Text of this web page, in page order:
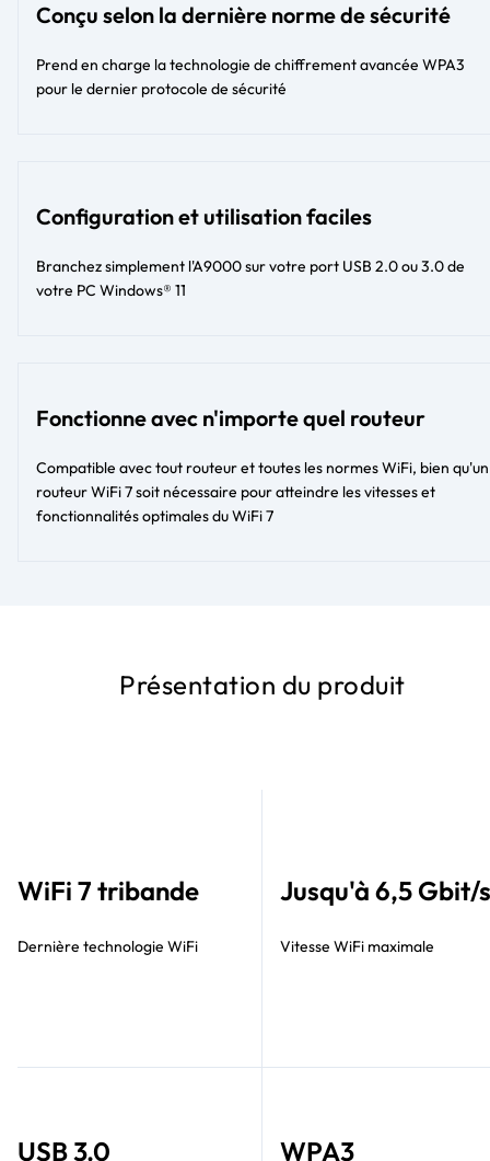
Conçu selon la dernière norme de sécurité
Prend en charge la technologie de chiffrement avancée WPA3
pour le dernier protocole de sécurité
Configuration et utilisation faciles
Branchez simplement l'A9000 sur votre port USB 2.0 ou 3.0 de
votre PC Windows® 11
Fonctionne avec n'importe quel routeur
Compatible avec tout routeur et toutes les normes WiFi, bien qu'un
routeur WiFi 7 soit nécessaire pour atteindre les vitesses et
fonctionnalités optimales du WiFi 7
Présentation du produit
WiFi 7 tribande
Dernière technologie WiFi
Jusqu'à 6,5 Gbit/s
Vitesse WiFi maximale
USB 3.0 WPA3